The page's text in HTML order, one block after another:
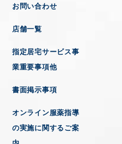
お問い合わせ
店舗一覧
指定居宅サービス事
業重要事項他
書面掲示事項
オンライン服薬指導
の実施に関するご案